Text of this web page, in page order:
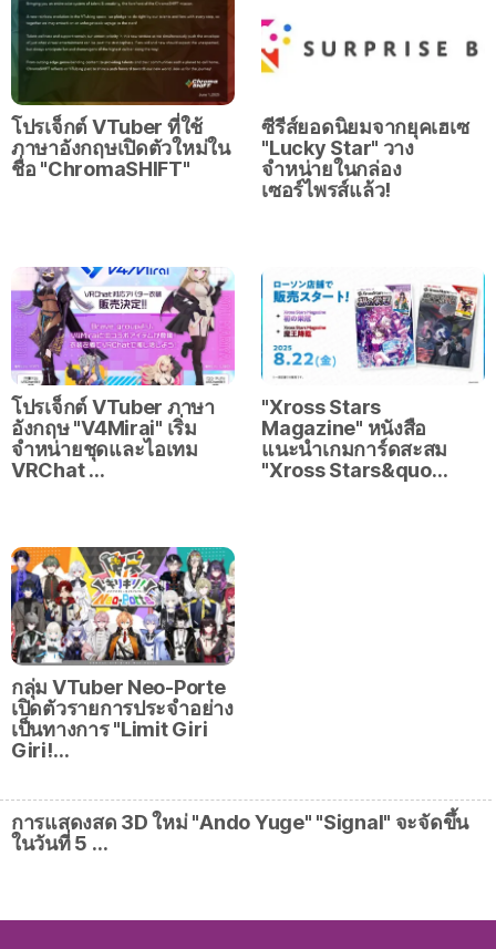
โปรเจ็กต์ VTuber ที่ใช้
ภาษาอังกฤษเปิดตัวใหม่ใน
ชื่อ "ChromaSHIFT"
ซีรีส์ยอดนิยมจากยุคเฮเซ
"Lucky Star" วาง
จำหน่ายในกล่อง
เซอร์ไพรส์แล้ว!
โปรเจ็กต์ VTuber ภาษา
อังกฤษ "V4Mirai" เริ่ม
จำหน่ายชุดและไอเทม
VRChat …
"Xross Stars
Magazine" หนังสือ
แนะนำเกมการ์ดสะสม
"Xross Stars&quo…
กลุ่ม VTuber Neo-Porte
เปิดตัวรายการประจำอย่าง
เป็นทางการ "Limit Giri
Giri!…
การแสดงสด 3D ใหม่ "Ando Yuge" "Signal" จะจัดขึ้น
ในวันที่ 5 …